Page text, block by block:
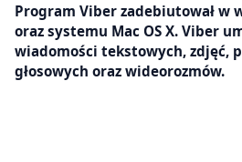
Program Viber zadebiutował w
oraz systemu Mac OS X. Viber
wiadomości tekstowych, zdjęć,
głosowych oraz wideorozmów.